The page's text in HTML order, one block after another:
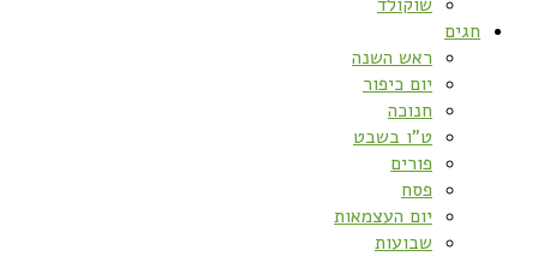
חגים
ראש השנה
יום כיפור
חנוכה
ט”ו בשבט
פורים
פסח
יום העצמאות
שבועות